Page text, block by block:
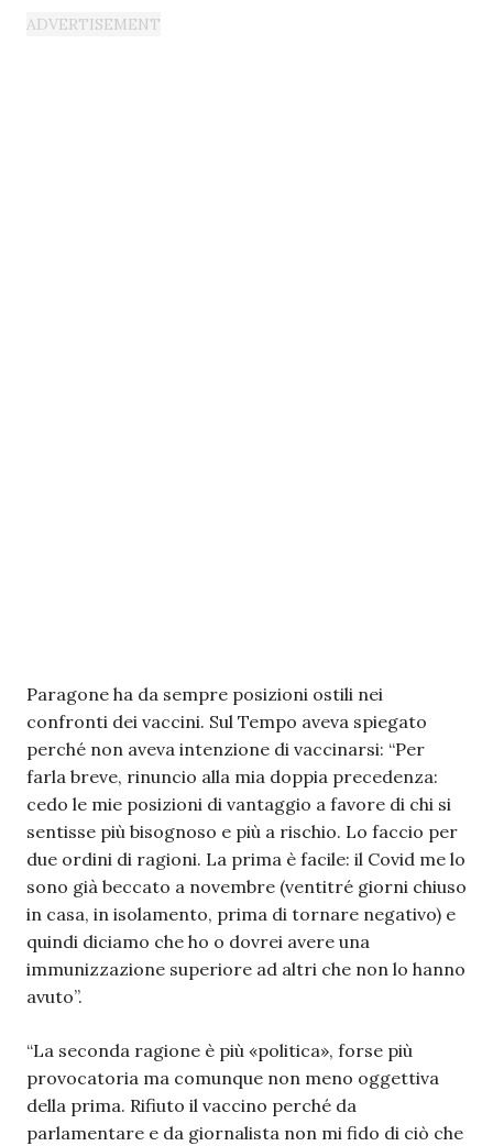
Paragone ha da sempre posizioni ostili nei
confronti dei vaccini. Sul Tempo aveva spiegato
perché non aveva intenzione di vaccinarsi: “Per
farla breve, rinuncio alla mia doppia precedenza:
cedo le mie posizioni di vantaggio a favore di chi si
sentisse più bisognoso e più a rischio. Lo faccio per
due ordini di ragioni. La prima è facile: il Covid me lo
sono già beccato a novembre (ventitré giorni chiuso
in casa, in isolamento, prima di tornare negativo) e
quindi diciamo che ho o dovrei avere una
immunizzazione superiore ad altri che non lo hanno
avuto”.
“La seconda ragione è più «politica», forse più
provocatoria ma comunque non meno oggettiva
della prima. Rifiuto il vaccino perché da
parlamentare e da giornalista non mi fido di ciò che